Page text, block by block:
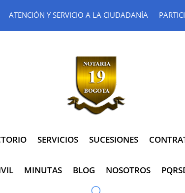
ATENCIÓN Y SERVICIO A LA CIUDADANÍA
SERVICIOS SUCESIONES
MINUTAS BLOG NOSOTROS